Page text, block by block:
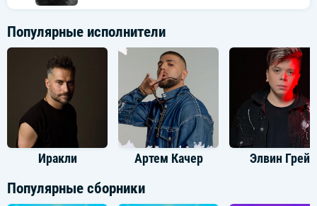
Популярные исполнители
Иракли Артем Качер Элвин Грей
Популярные сборники